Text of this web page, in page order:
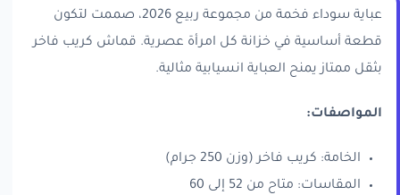
عباية سوداء فخمة من مجموعة ربيع 2026، صممت لتكون
قطعة أساسية في خزانة كل امرأة عصرية. قماش كريب فاخر
بثقل ممتاز يمنح العباية انسيابية مثالية.
المواصفات:
الخامة: كريب فاخر (وزن 250 جرام)
المقاسات: متاح من 52 إلى 60